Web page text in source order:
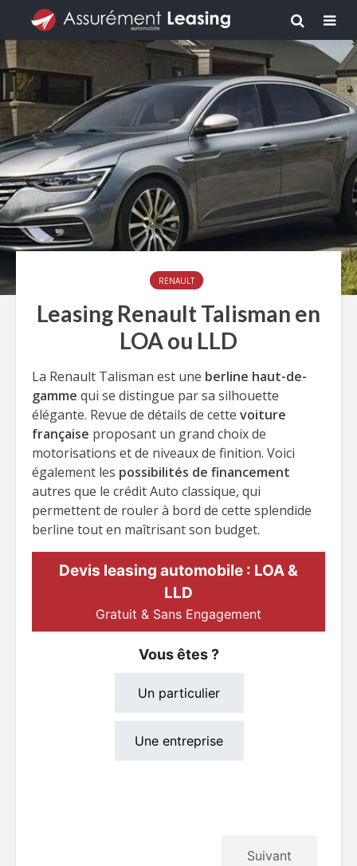
RENAULT
Leasing Renault Talisman en
LOA ou LLD
La Renault Talisman est une berline haut-de-
gamme qui se distingue par sa silhouette
élégante. Revue de détails de cette voiture
française proposant un grand choix de
motorisations et de niveaux de finition. Voici
également les possibilités de financement
autres que le crédit Auto classique, qui
permettent de rouler à bord de cette splendide
berline tout en maîtrisant son budget.